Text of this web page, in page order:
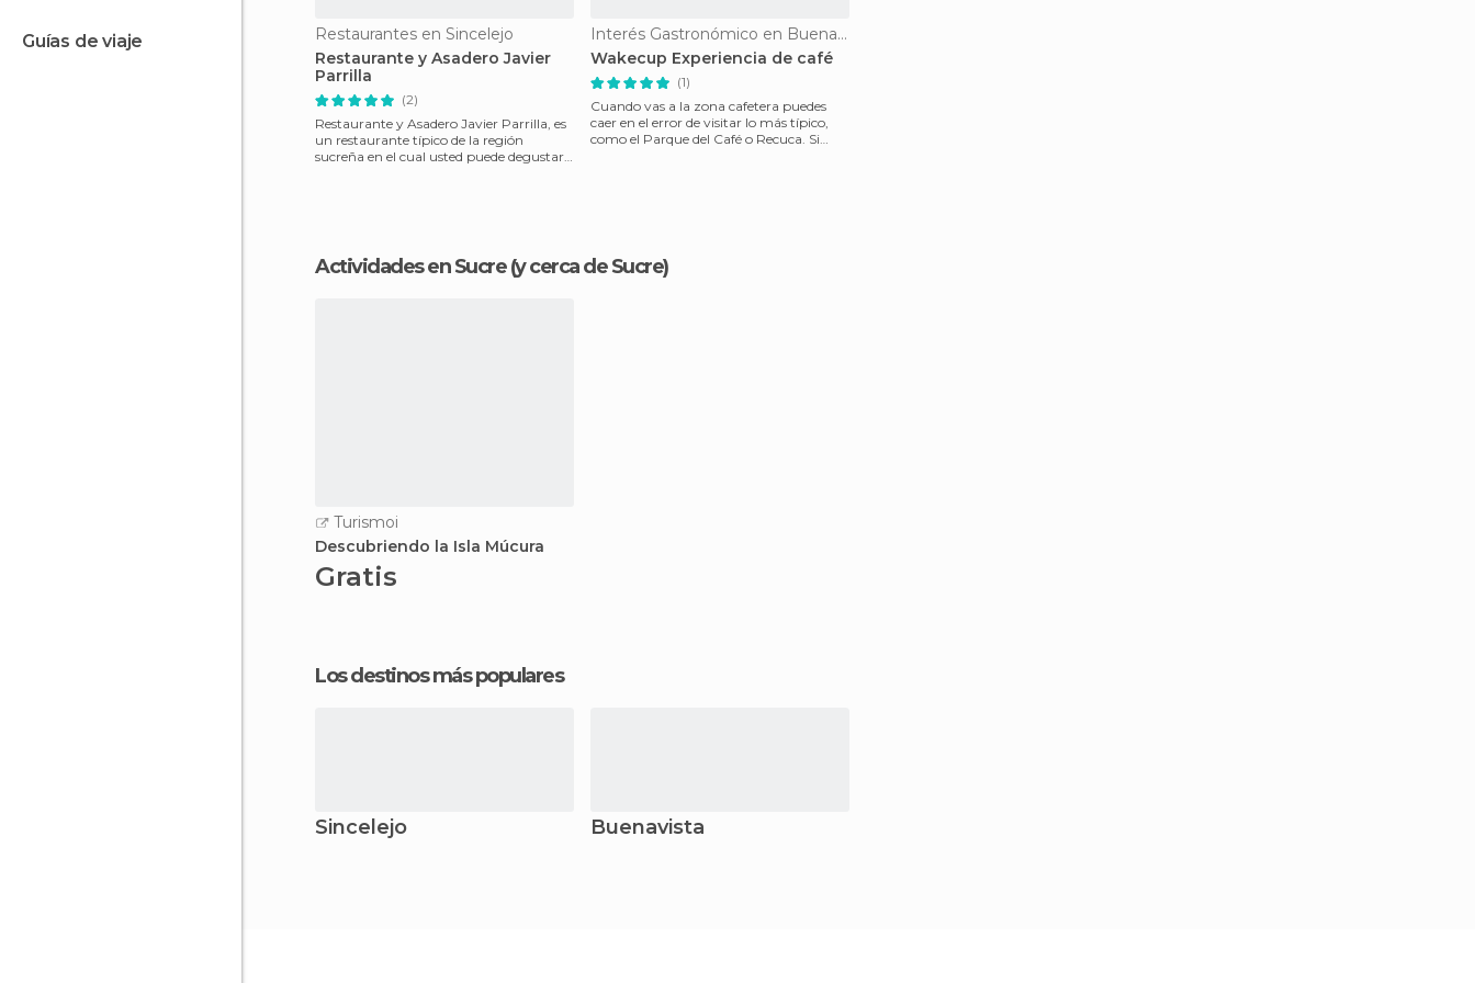
guías de viaje
Restaurantes en Sincelejo
Restaurante y Asadero Javier
Parrilla
(2)
Restaurante y Asadero Javier Parrilla, es
un restaurante típico de la región
sucreña en el cual usted puede degustar
Interés Gastronómico en Buenavista
Wakecup Experiencia de café
(1)
Cuando vas a la zona cafetera puedes
caer en el error de visitar lo más típico,
como el Parque del Café o Recuca. Si
Actividades en Sucre (y cerca de Sucre)
Turismoi
Descubriendo la Isla Múcura
Gratis
Los destinos más populares
Sincelejo Buenavista